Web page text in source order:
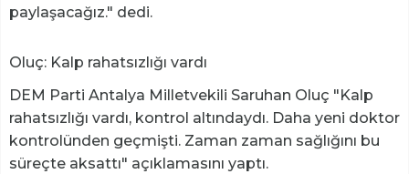
paylaşacağız." dedi.
Oluç: Kalp rahatsızlığı vardı
DEM Parti Antalya Milletvekili Saruhan Oluç "Kalp
rahatsızlığı vardı, kontrol altındaydı. Daha yeni doktor
kontrolünden geçmişti. Zaman zaman sağlığını bu
süreçte aksattı" açıklamasını yaptı.